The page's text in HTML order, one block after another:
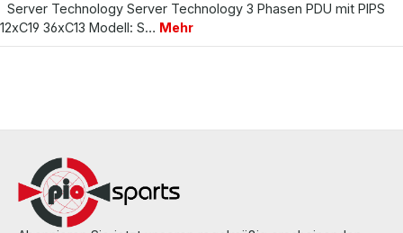
Server Technology Server Technology 3 Phasen PDU mit PIPS
12xC19 36xC13 Modell: S… Mehr